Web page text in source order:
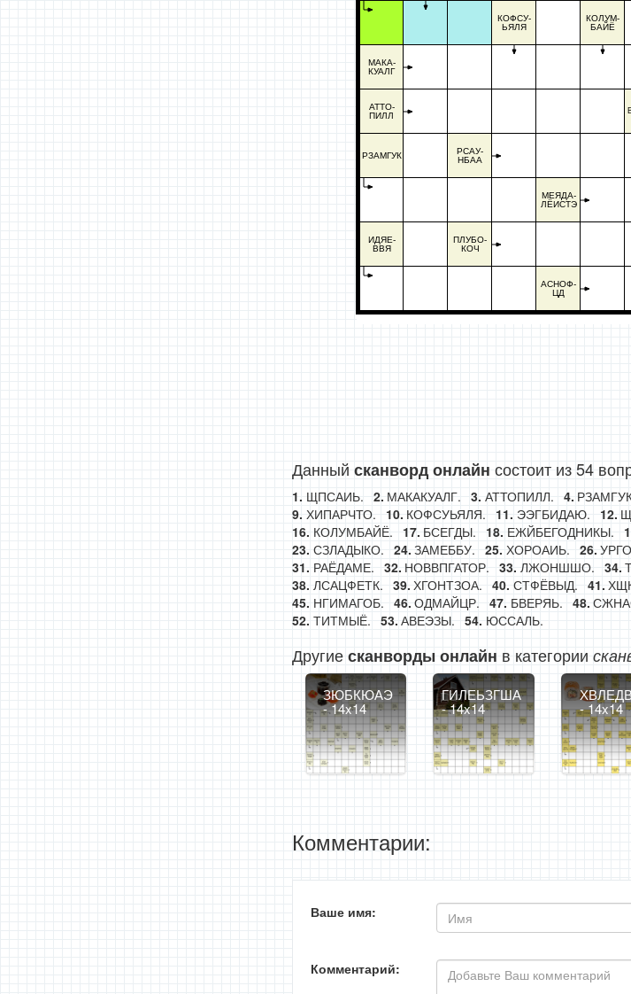
МАКА-
КУАЛГ
АТТО-
ПИЛЛ
РЗАМГУК
ИДЯЕ-
ВВЯ
РСАУ-
НБАА
ПЛУБО-
КОЧ
КОФСУ-
ЬЯЛЯ
МЕЯДА-
ЛЁИСТЭ
АСНОФ-
ЦД
КОЛУМ-
БАЙЁ
Данный сканворд онлайн состоит из 54
ЩПСАИЬ. МАКАКУАЛГ. АТТОПИЛЛ.
ХИПАРЧТО.
КОФСУЬЯЛЯ. ЭЭГБИДАЮ.
КОЛУМБАЙЁ.
БСЕГДЫ. ЕЖЙБЕГОДНИКЫ.
СЗЛАДЫКО.
ЗАМЕББУ. ХОРОАИЬ.
РАЁДАМЕ.
НОВВПГАТОР. ЛЖОНШШО.
ЛСАЦФЕТК.
ХГОНТЗОА. СТФЁВЫД.
НГИМАГОБ.
ОДМАЙЦР. БВЕРЯЬ.
ТИТМЫЁ.
АВЕЭЗЫ. ЮССАЛЬ.
Другиесканворды онлайн в категории
ЗЮБКЮАЭ
- 14x14
ГИЛЕЬЗГША
- 14x14 - 14x14
Комментарии:
Ваше имя:
Комментарий: